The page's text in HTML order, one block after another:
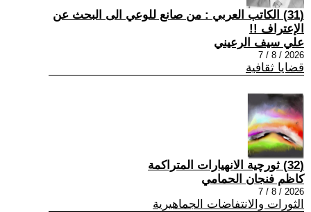
(31) الكاتب العربي : من صانع للوعي الى البحث عن
الإعتراف !!
علي سيف الرعيني
2026 / 8 / 7
قضايا ثقافية
(32) ثورچية الانهيارات المتراكمة
كاظم فنجان الحمامي
2026 / 8 / 7
الثورات والانتفاضات الجماهيرية